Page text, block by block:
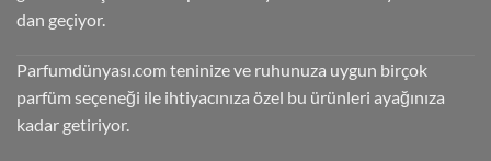
dan geçiyor.
Parfumdünyası.com teninize ve ruhunuza uygun birçok
parfüm seçeneği ile ihtiyacınıza özel bu ürünleri ayağınıza
kadar getiriyor.